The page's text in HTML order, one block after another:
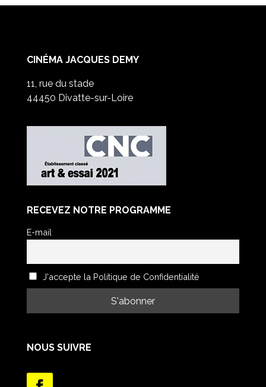
CINÉMA JACQUES DEMY
11, rue du stade
44450 Divatte-sur-Loire
RECEVEZ NOTRE PROGRAMME
E-mail
J'accepte la Politique de Confidentialité
NOUS SUIVRE